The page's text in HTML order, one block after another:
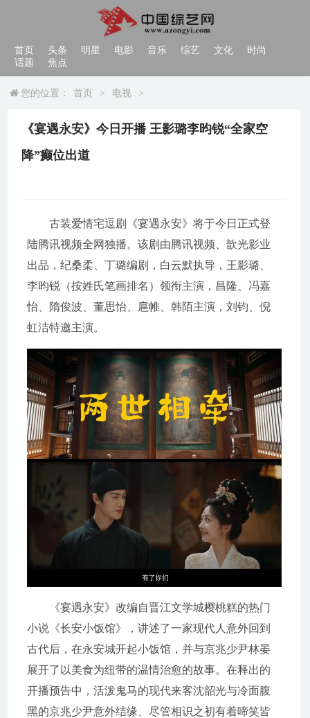
首页 头条 明星 电影 音乐 综艺 文化
时尚
话题
焦点
您的位置： 首页 > 电视 >
《宴遇永安》今日开播 王影璐李昀锐“全家空
降”癫位出道
古装爱情宅逗剧《宴遇永安》将于今日正式登
陆腾讯视频全网独播。该剧由腾讯视频、歆光影业
出品，纪桑柔、丁璐编剧，白云默执导，王影璐、
李昀锐（按姓氏笔画排名）领衔主演，昌隆、冯嘉
怡、隋俊波、董思怡、扈帷、韩陌主演，刘钧、倪
虹洁特邀主演。
《宴遇永安》改编自晋江文学城樱桃糕的热门
小说《长安小饭馆》，讲述了一家现代人意外回到
古代后，在永安城开起小饭馆，并与京兆少尹林晏
展开了以美食为纽带的温情治愈的故事。在释出的
开播预告中，活泼鬼马的现代来客沈韶光与冷面腹
黑的京兆少尹意外结缘、尽管相识之初有着啼笑皆